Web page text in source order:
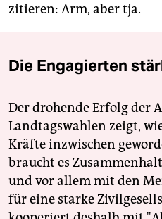
zitieren: Arm, aber tja.
Die Engagierten
Der drohende Erfolg der
Landtagswahlen zeigt,
Kräfte inzwischen
braucht es
und vor allem mit den
für eine starke